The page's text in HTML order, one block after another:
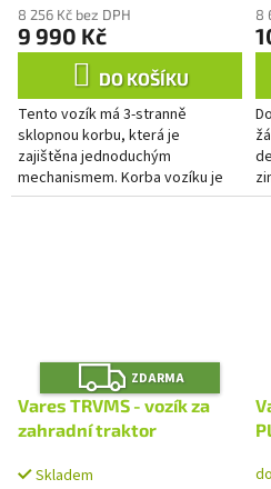
8 256 Kč bez DPH
9 990 Kč
DO KOŠÍKU
Tento vozík má 3-stranně
sklopnou korbu, která je
zajištěna jednoduchým
mechanismem. Korba vozíku je
opatřena kvalitním žárově
8
Z
D
A
R
M
ZDARMA
Vares TRVMS - vozík za
zahradní traktor
Skladem